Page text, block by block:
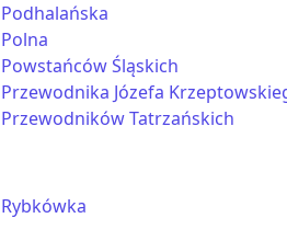
Podhalańska
Polna
Powstańców Śląskich
Przewodnika Józefa
Przewodników Tatrzańskich
Rybkówka